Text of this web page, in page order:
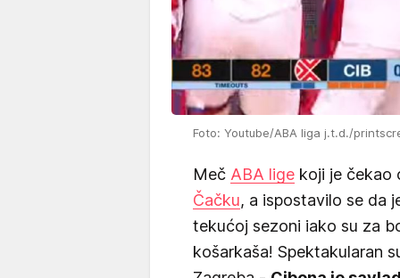
Foto: Youtube/ABA liga j.t.d./
Meč ABA lige koji je čekao
Čačku, a ispostavilo se da
tekućoj sezoni iako su za
košarkaša! Spektakularan